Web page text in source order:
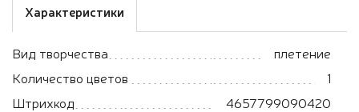
Характеристики
Вид творчества
плетение
Количество цветов
1
Штрихкод
4657799090420